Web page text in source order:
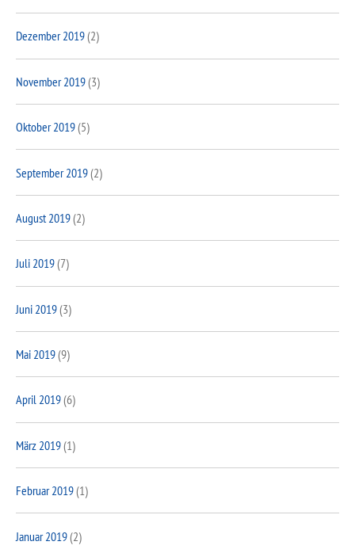
Dezember 2019(2)
November 2019(3)
Oktober 2019(5)
September 2019(2)
August 2019(2)
Juli 2019(7)
Juni 2019(3)
Mai 2019(9)
April 2019(6)
März 2019(1)
Februar 2019(1)
Januar 2019(2)